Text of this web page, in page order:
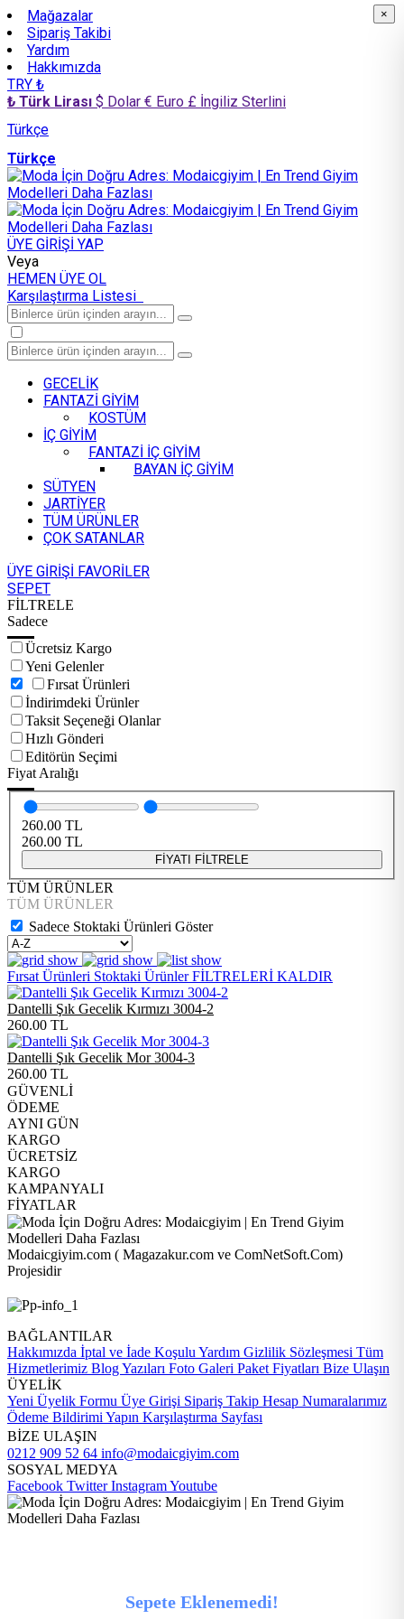
Mağazalar
Sipariş Takibi
Yardım
Hakkımızda
TRY ₺
₺ Türk Lirası $ Dolar € Euro £ İngiliz Sterlini
Türkçe
Türkçe
ÜYE GİRİŞİ YAP
Veya
HEMEN ÜYE OL
Karşılaştırma Listesi
GECELİK
FANTAZİ GİYİM
KOSTÜM
İÇ GİYİM
FANTAZİ İÇ GİYİM
BAYAN İÇ GİYİM
SÜTYEN
JARTİYER
TÜM ÜRÜNLER
ÇOK SATANLAR
ÜYE GİRİŞİ FAVORİLER
SEPET
FİLTRELE
Sadece
Ücretsiz Kargo
Yeni Gelenler
Fırsat Ürünleri
İndirimdeki Ürünler
Taksit Seçeneği Olanlar
Hızlı Gönderi
Editörün Seçimi
Fiyat Aralığı
260.00 TL
260.00 TL
FİYATI FİLTRELE
TÜM ÜRÜNLER
TÜM ÜRÜNLER
Sadece Stoktaki Ürünleri Göster
Fırsat Ürünleri Stoktaki ÜrünlerFİLTRELERİ KALDIR
Dantelli Şık Gecelik Kırmızı 3004-2
260.00 TL
Dantelli Şık Gecelik Mor 3004-3
260.00 TL
GÜVENLİ
ÖDEME
AYNI GÜN
KARGO
ÜCRETSİZ
KARGO
KAMPANYALI
FİYATLAR
Modaicgiyim.com ( Magazakur.com ve ComNetSoft.Com)
Projesidir
BAĞLANTILAR
Hakkımızda İptal ve İade Koşulu Yardım Gizlilik Sözleşmesi Tüm
Hizmetlerimiz Blog Yazıları Foto Galeri Paket Fiyatları Bize Ulaşın
ÜYELİK
Yeni Üyelik Formu Üye Girişi Sipariş Takip Hesap Numaralarımız
Ödeme Bildirimi Yapın Karşılaştırma Sayfası
BİZE ULAŞIN
0212 909 52 64 info@modaicgiyim.com
SOSYAL MEDYA
Facebook TwitterInstagramYoutube
×
Sepete Eklenemedi!
×